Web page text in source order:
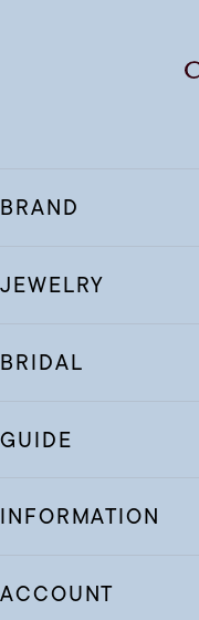
BRAND
JEWELRY
BRIDAL
GUIDE
INFORMATION
ACCOUNT